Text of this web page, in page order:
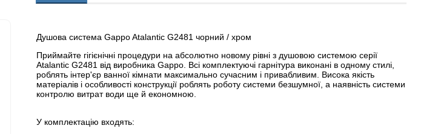
Душова система Gappo Atalantic G2481 чорний / хром
Приймайте гігієнічні процедури на абсолютно новому рівні з душовою системою серії
Atalantic G2481 від виробника Gappo. Всі комплектуючі гарнітура виконані в одному стилі,
роблять інтер'єр ванної кімнати максимально сучасним і привабливим. Висока якість
матеріалів і особливості конструкції роблять роботу системи безшумної, а наявність системи
контролю витрат води ще й економною.
У комплектацію входять: